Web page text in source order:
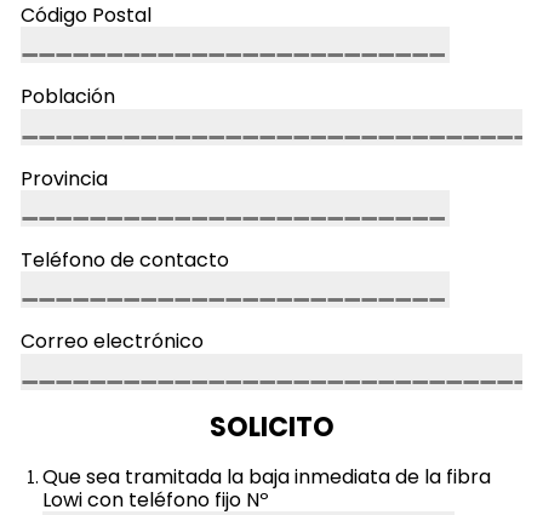
Código Postal
Población
Provincia
Teléfono de contacto
Correo electrónico
SOLICITO
Que sea tramitada la baja inmediata de la fibra
Lowi con teléfono fijo Nº